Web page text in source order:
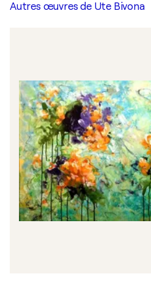
Autres œuvres de Ute Bivona